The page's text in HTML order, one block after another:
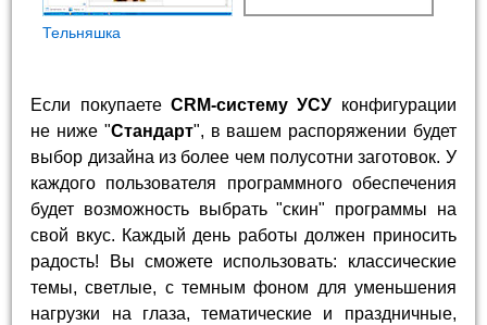
Тельняшка
Если покупаете CRM-систему УСУ конфигурации
не ниже "Стандарт", в вашем распоряжении будет
выбор дизайна из более чем полусотни заготовок. У
каждого пользователя программного обеспечения
будет возможность выбрать "скин" программы на
свой вкус. Каждый день работы должен приносить
радость! Вы сможете использовать: классические
темы, светлые, с темным фоном для уменьшения
нагрузки на глаза, тематические и праздничные,